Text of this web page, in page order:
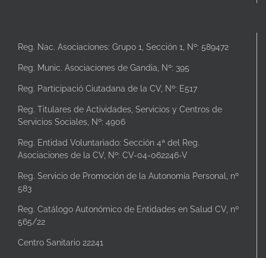
Reg. Nac. Asociaciones: Grupo 1, Sección 1, Nº: 589472
Reg. Munic. Asociaciones de Gandia, Nº: 395
Reg. Participació Ciutadana de la CV, Nº: E517
Reg. Titulares de Actividades, Servicios y Centros de
Servicios Sociales, Nº: 4906
Reg. Entidad Voluntariado: Sección 4ª del Reg.
Asociaciones de la CV, Nº: CV-04-062246-V
Reg. Servicio de Promoción de la Autonomía Personal, nº
583
Reg. Catálogo Autonómico de Entidades en Salud CV, nº
565/22
Centro Sanitario 22241